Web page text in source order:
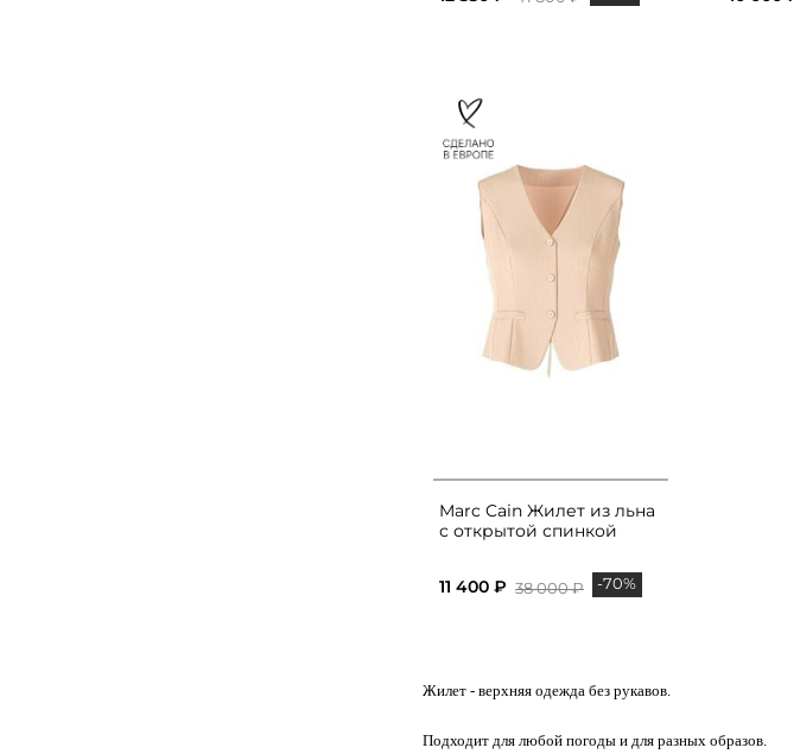
Marc Cain Жилет из льна
с открытой спинкой
11 400 ₽ 38 000 ₽ -70%
Жилет- верхняя одежда без рукавов.
Подходит для любой погоды и для разных образов.